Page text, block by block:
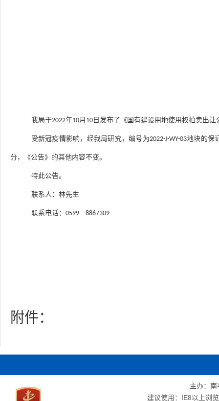
我局于2022年10月 10日发布了《国有建设用地使用权拍卖出让
受新冠疫情影响，经我局研究，编号为2022-J-WY-03地块的保
分，《公告》的其他内容不变。
特此公告。
联系人：林先生
联系电话： 0599—8867309
附件：
主办：
建议使用：IE8以上浏